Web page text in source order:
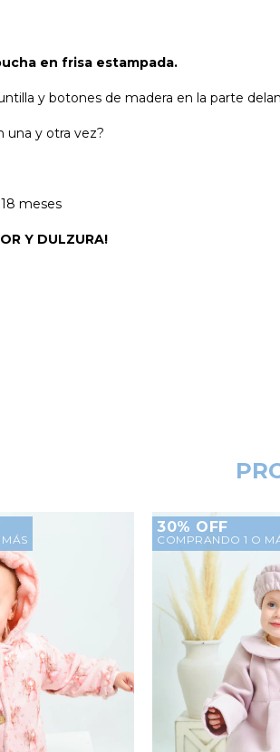
en frisa estampada.
y botones de madera en la parte
una y otra vez?
meses
Y DULZURA!
30% OFF
COMPRANDO 1 O